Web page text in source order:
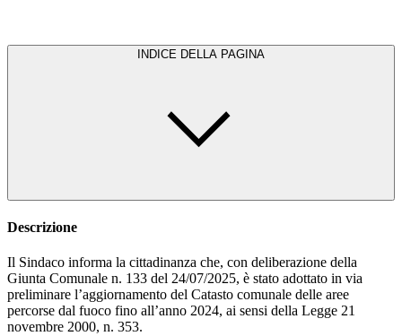
INDICE DELLA PAGINA
Descrizione
Il Sindaco informa la cittadinanza che, con deliberazione della
Giunta Comunale n. 133 del 24/07/2025, è stato adottato in via
preliminare l’aggiornamento del Catasto comunale delle aree
percorse dal fuoco fino all’anno 2024, ai sensi della Legge 21
novembre 2000, n. 353.